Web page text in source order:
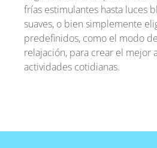
frías estimulantes hasta luces
suaves, o bien simplemente
predefinidos, como el modo
relajación, para crear el mejor
actividades cotidianas.